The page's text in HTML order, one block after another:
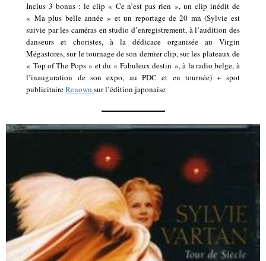
Inclus 3 bonus : le clip « Ce n’est pas rien », un clip inédit de
« Ma plus belle année » et un reportage de 20 mn (Sylvie est
suivie par les caméras en studio d’enregistrement, à l’audition des
danseurs et choristes, à la dédicace organisée au Virgin
Mégastores, sur le tournage de son dernier clip, sur les plateaux de
« Top of The Pops » et du « Fabuleux destin », à la radio belge, à
l’inauguration de son expo, au PDC et en tournée) + spot
publicitaireRenownsur l’édition japonaise